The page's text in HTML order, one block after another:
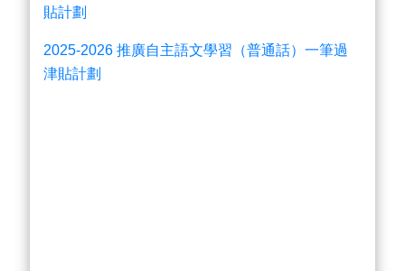
貼計劃
2025-2026 推廣自主語文學習（普通話）一筆過
津貼計劃